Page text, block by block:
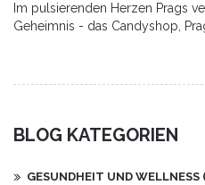
Im pulsierenden Herzen Prags
Geheimnis - das Candyshop,
spezielle Form der
sinnlichen Freuden im
BLOG KATEGORIEN
GESUNDHEIT UND WELLNESS